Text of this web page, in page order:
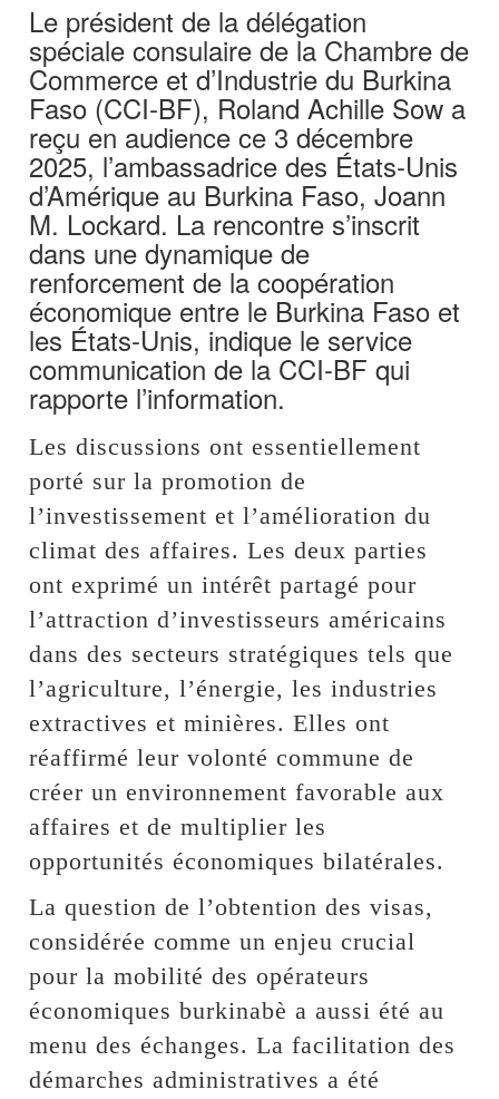
Le président de la délégation
spéciale consulaire de la Chambre de
Commerce et d’Industrie du Burkina
Faso (CCI-BF), Roland Achille Sow a
reçu en audience ce 3 décembre
2025, l’ambassadrice des États-Unis
d’Amérique au Burkina Faso, Joann
M. Lockard. La rencontre s’inscrit
dans une dynamique de
renforcement de la coopération
économique entre le Burkina Faso et
les États-Unis, indique le service
communication de la CCI-BF qui
rapporte l’information.
Les discussions ont essentiellement
porté sur la promotion de
l’investissement et l’amélioration du
climat des affaires. Les deux parties
ont exprimé un intérêt partagé pour
l’attraction d’investisseurs américains
dans des secteurs stratégiques tels que
l’agriculture, l’énergie, les industries
extractives et minières. Elles ont
réaffirmé leur volonté commune de
créer un environnement favorable aux
affaires et de multiplier les
opportunités économiques bilatérales.
La question de l’obtention des visas,
considérée comme un enjeu crucial
pour la mobilité des opérateurs
économiques burkinabè a aussi été au
menu des échanges. La facilitation des
démarches administratives a été